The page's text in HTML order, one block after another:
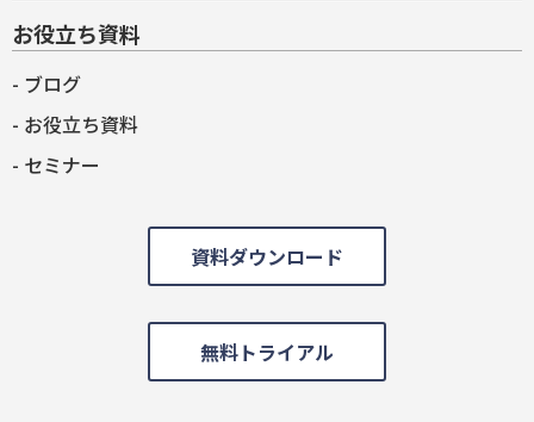
お役立ち資料
ブログ
お役立ち資料
セミナー
資料ダウンロード
無料トライアル